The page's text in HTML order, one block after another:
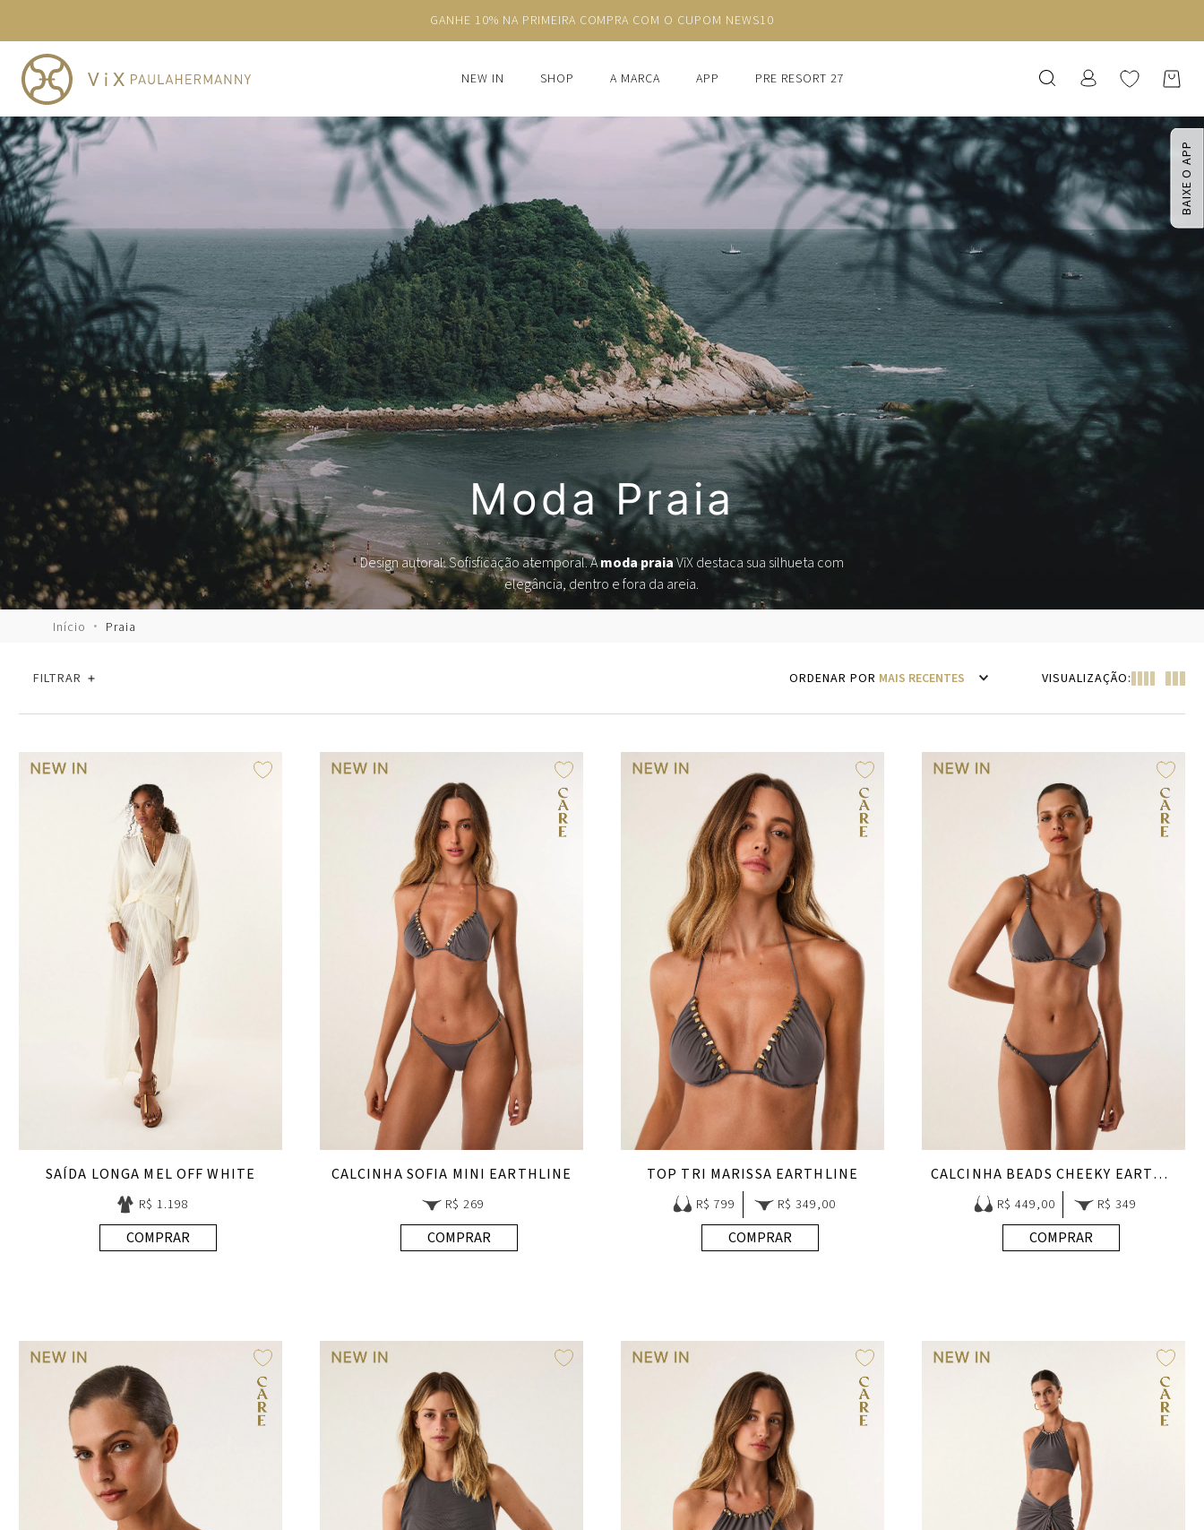
BAIXE O APP
ATÉ 6X SEM JUROS
NEW IN SHOP A MARCA APP PRE RESORT 27
Moda Praia
Design autoral. Sofisficação atemporal. Amoda praiaViX destaca sua silhueta com
elegância, dentro e fora da areia.
Praia
FILTRAR MAIS RECENTES VISUALIZAÇÃO:
SAÍDA LONGA MEL OFF WHITE
R$ 1.198
COMPRAR
CALCINHA SOFIA MINI EARTHLINE
R$ 269
COMPRAR
TOP TRI MARISSA EARTHLINE
R$ 799 R$ 349,00
COMPRAR
CALCINHA BEADS CHEEKY EARTHLINE
R$ 449,00 R$ 349
COMPRAR
TERMOS MAIS BUSCADOS
1º
cheeky
2º
vestido
3º
maio
4º
vestidos
5º
vestido curto
6 º
biquini
7º
calcinha
º
saida
9 º
top
verde